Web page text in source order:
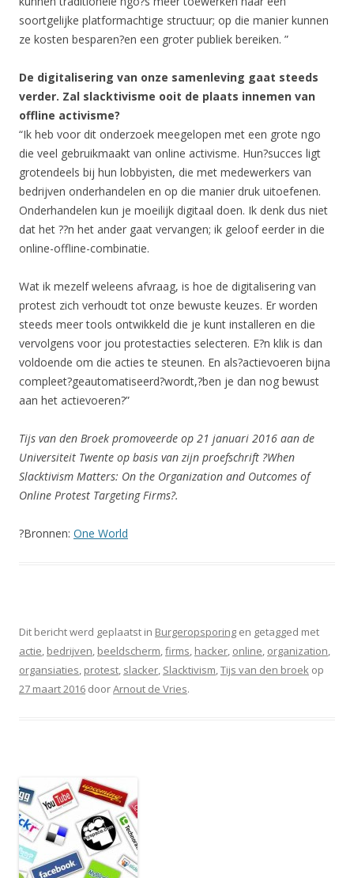
soortgelijke platformachtige structuur; op die manier kunnen
ze kosten besparen?en een groter publiek bereiken. ”
De digitalisering van onze samenleving gaat steeds
verder. Zal slacktivisme ooit de plaats innemen van
offline activisme?
“Ik heb voor dit onderzoek meegelopen met een grote ngo
die veel gebruikmaakt van online activisme. Hun?succes ligt
grotendeels bij hun lobbyisten, die met medewerkers van
bedrijven onderhandelen en op die manier druk uitoefenen.
Onderhandelen kun je moeilijk digitaal doen. Ik denk dus niet
dat het ??n het ander gaat vervangen; ik geloof eerder in die
online-offline-combinatie.
Wat ik mezelf weleens afvraag, is hoe de digitalisering van
protest zich verhoudt tot onze bewuste keuzes. Er worden
steeds meer tools ontwikkeld die je kunt installeren en die
vervolgens voor jou protestacties selecteren. E?n klik is dan
voldoende om die acties te steunen. En als?actievoeren bijna
compleet?geautomatiseerd?wordt,?ben je dan nog bewust
aan het actievoeren?”
Tijs van den Broek promoveerde op 21 januari 2016 aan de
Universiteit Twente op basis van zijn proefschrift ?When
Slacktivism Matters: On the Organization and Outcomes of
Online Protest Targeting Firms?.
?Bronnen: One World
Dit bericht werd geplaatst in Burgeropsporing en getagged met
actie, bedrijven, beeldscherm,firms, hacker, online, organization,
organsiaties, protest, slacker, Slacktivism,Tijs van den broek op
27 maart 2016 doorArnout de Vries.